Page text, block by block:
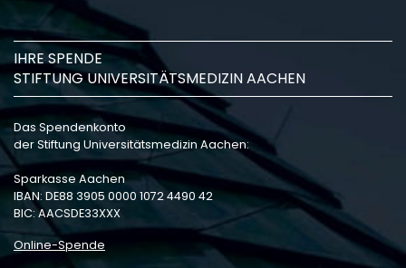
IHRE SPENDE
STIFTUNG UNIVERSITÄTSMEDIZIN AACHEN
Das Spendenkonto
der Stiftung Universitätsmedizin Aachen:
Sparkasse Aachen
IBAN: DE88 3905 0000 1072 4490 42
BIC: AACSDE33XXX
Online-Spende